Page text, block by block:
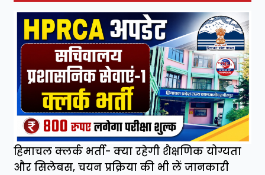
हिमाचल क्लर्क भर्ती- क्या रहेगी शैक्षणिक योग्यता
और सिलेबस, चयन प्रक्रिया की भी लें जानकारी